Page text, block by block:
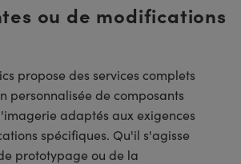
ou de modifications
propose des services complets
personnalisée de composants
adaptés aux exigences
spécifiques. Qu'il s'agisse
prototypage ou de la